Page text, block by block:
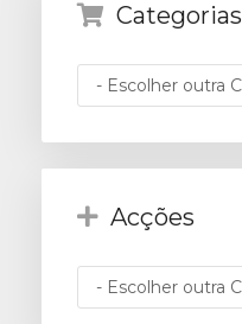
Categorias
Acções